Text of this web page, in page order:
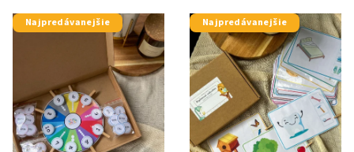
Najpredávanejšie Najpredávanejšie